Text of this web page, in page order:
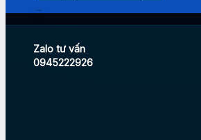
Zalo tư vấn
0945222926
kiếm: